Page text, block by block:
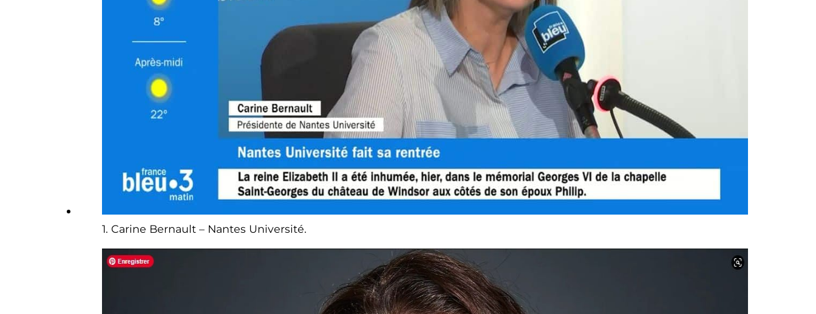
1. Carine Bernault – Nantes Université.